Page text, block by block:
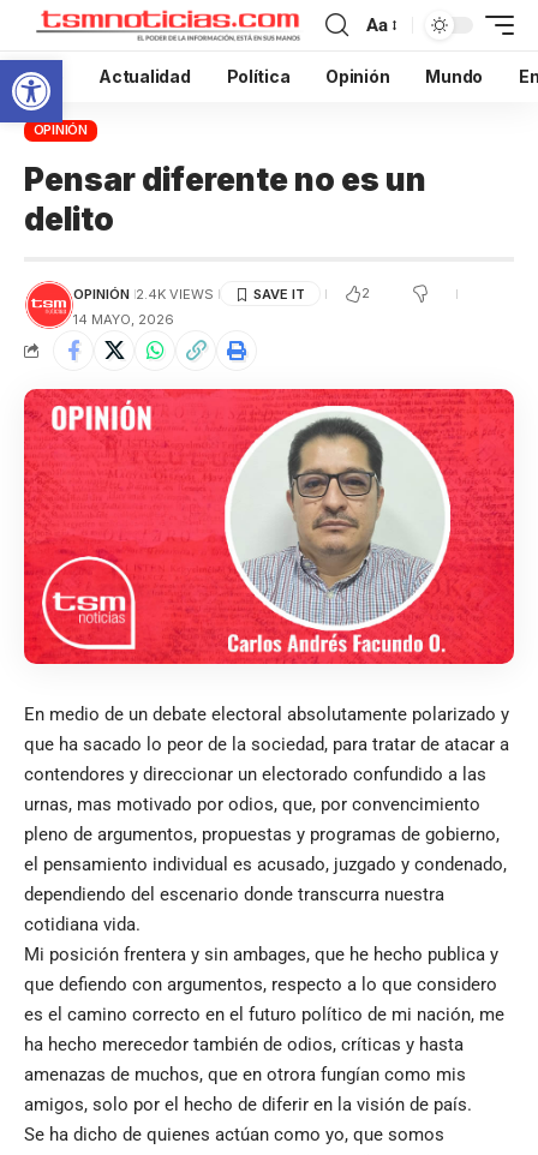
Abrir barra de herramientas
Aa
Inicio Actualidad Política Opinión Mundo
OPINIÓN
Pensar diferente no es un
delito
OPINIÓN 2.4K VIEWS
2
14 MAYO, 2026
En medio de un debate electoral absolutamente polarizado y
que ha sacado lo peor de la sociedad, para tratar de atacar a
contendores y direccionar un electorado confundido a las
urnas, mas motivado por odios, que, por convencimiento
pleno de argumentos, propuestas y programas de gobierno,
el pensamiento individual es acusado, juzgado y condenado,
dependiendo del escenario donde transcurra nuestra
cotidiana vida.
Mi posición frentera y sin ambages, que he hecho publica y
que defiendo con argumentos, respecto a lo que considero
es el camino correcto en el futuro político de mi nación, me
ha hecho merecedor también de odios, críticas y hasta
amenazas de muchos, que en otrora fungían como mis
amigos, solo por el hecho de diferir en la visión de país.
Se ha dicho de quienes actúan como yo, que somos